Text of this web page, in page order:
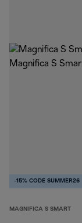
-15% CODE SUMMER26
MAGNIFICA S SMART